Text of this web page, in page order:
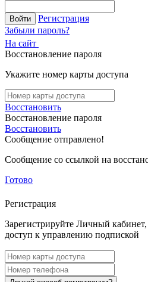
Войти
Регистрация
Забыли пароль?
На сайт
Восстановление пароля
Укажите номер карты доступа
Восстановить
Восстановление пароля
Восстановить
Сообщение отправлено!
Сообщение со ссылкой на
Готово
Регистрация
Зарегистрируйте Личный
доступ к управлению подпиской